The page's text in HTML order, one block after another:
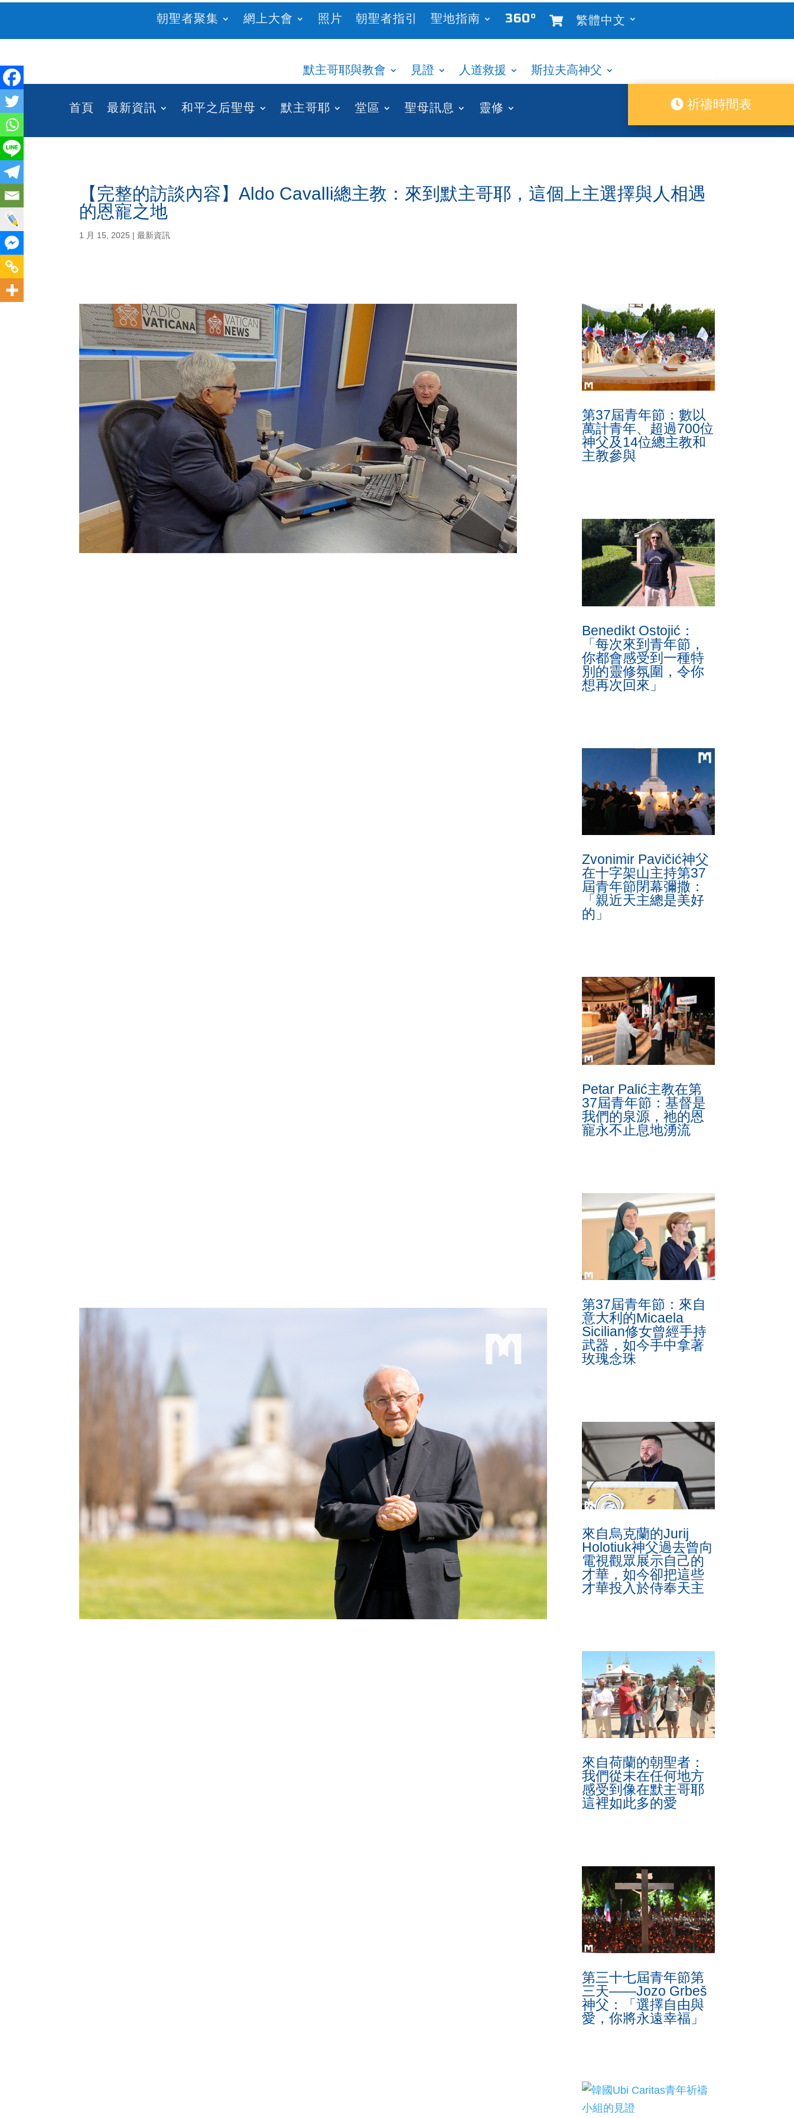
朝聖者聚集 網上大會 照片 朝聖者指引 聖地指南 360° 繁體中文
默主哥耶與教會 見證 人道救援 斯拉夫高神父
首頁 最新資訊 和平之后聖母 默主哥耶 堂區 聖母訊息 靈修 祈禱時間表
【完整的訪談內容】Aldo Cavalli總主教：來到默主哥耶，這個上主選擇與人相遇
的恩寵之地
1 月 15, 2025 |最新資訊
第37屆青年節：數以
萬計青年、超過700位
神父及14位總主教和
主教參與
Benedikt Ostojić：
「每次來到青年節，
你都會感受到一種特
別的靈修氛圍，令你
想再次回來」
Zvonimir Pavičić神父
在十字架山主持第37
屆青年節閉幕彌撒：
「親近天主總是美好
的」
Petar Palić主教在第
37屆青年節：基督是
我們的泉源，祂的恩
寵永不止息地湧流
第37屆青年節：來自
意大利的Micaela
Sicilian修女曾經手持
武器，如今手中拿著
玫瑰念珠
來自烏克蘭的Jurij
Holotiuk神父過去曾向
電視觀眾展示自己的
才華，如今卻把這些
才華投入於侍奉天主
來自荷蘭的朝聖者：
我們從未在任何地方
感受到像在默主哥耶
這裡如此多的愛
第三十七屆青年節第
三天——Jozo Grbeš
神父：「選擇自由與
愛，你將永遠幸福」